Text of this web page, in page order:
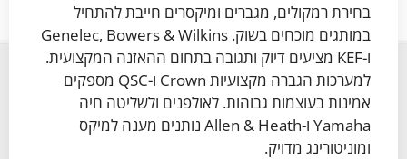
בחירת רמקולים, מגברים ומיקסרים חייבת להתחיל
במותגים מוכחים בשוק. Genelec, Bowers & Wilkins
ו-KEF מציעים דיוק ותגובה בתחום ההאזנה המקצועית.
למערכות הגברה מקצועיות Crown ו-QSC מספקים
אמינות בעוצמות גבוהות. לאולפנים ולשליטה חיה
Yamaha ו-Allen & Heath נותנים מענה למיקס
ומוניטורינג מדויק.